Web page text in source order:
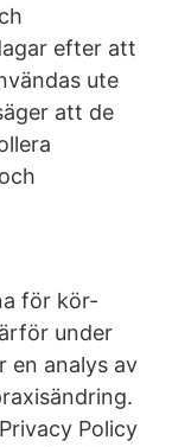
efter att
ute
att de
för kör-
under
en analys av
Policy